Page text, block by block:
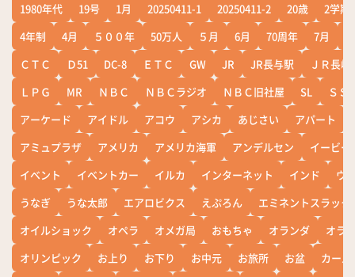
1980年代
19号 1月 20250411-1 20250411-2 20歳
2学期
4年制
4月 ５００年 50万人 ５月 6月 70周年 7月
ＣＴＣ
Ｄ51 DC-8 ＥＴＣ GW JR JR長与駅
ＪＲ長崎
ＬＰＧ
MR ＮＢＣ ＮＢＣラジオ ＮＢＣ旧社屋 SL
ＳＳ
アーケード
アイドル アコウ アシカ あじさい アパート
アミュプラザ
アメリカ アメリカ海軍 アンデルセン
イービー
イベント
イベントカー イルカ インターネット インド
ウ
うなぎ
うな太郎 エアロビクス えぷろん
エミネントスラック
オイルショック
オペラ オメガ局 おもちゃ オランダ
オラ
オリンピック
お上り お下り お中元 お旅所 お盆
カー